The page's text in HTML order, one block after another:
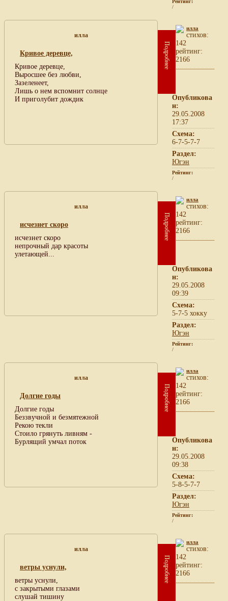
/
илла
Кривое деревце,
Кривое деревце,
Выросшее без любви,
Зазеленеет,
Лишь о нем вспомнит солнце
И приголубит дождик
Подробнее
илла
cтихов:
142
рейтинг:
2166
Опубликова
н:
29.05.2008
17:37
Схема:
6-7-5-7-7
Раздел:
Югэн
Рейтинг:
/
илла
исчезнет скоро
исчезнет скоро
непрочный дар красоты
улетающей...
Подробнее
илла
cтихов:
142
рейтинг:
2166
Опубликова
н:
29.05.2008
09:39
Схема:
5-7-5 хокку
Раздел:
Югэн
Рейтинг:
/
илла
Долгие годы
Долгие годы
Беззвучной и безмятежной
Рекою текли
Стоило грянуть ливням -
Бурлящий умчал поток
Подробнее
илла
cтихов:
142
рейтинг:
2166
Опубликова
н:
29.05.2008
09:38
Схема:
5-8-5-7-7
Раздел:
Югэн
Рейтинг:
/
илла
ветры уснули,
ветры уснули,
с закрытыми глазами
слушай тишину
Подробнее
илла
cтихов:
142
рейтинг:
2166